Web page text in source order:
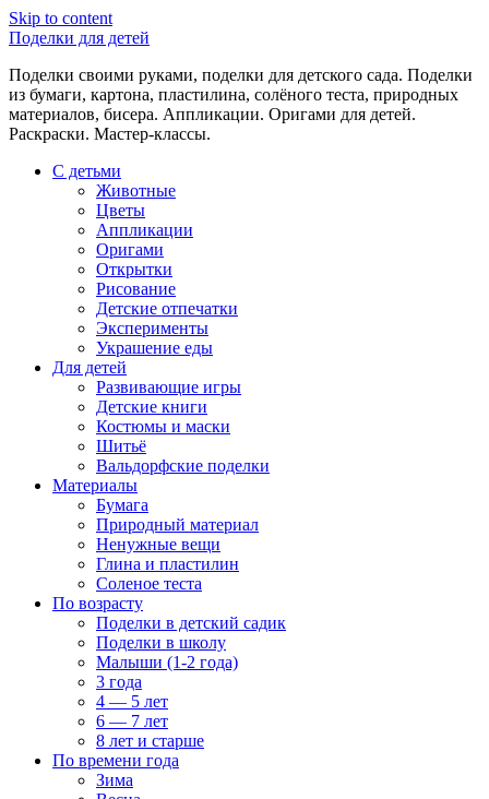
Skip to content
Поделки для детей
Поделки своими руками, поделки для детского сада. Поделки
из бумаги, картона, пластилина, солёного теста, природных
материалов, бисера. Аппликации. Оригами для детей.
Раскраски. Мастер-классы.
С детьми
Животные
Цветы
Аппликации
Оригами
Открытки
Рисование
Детские отпечатки
Эксперименты
Украшение еды
Для детей
Развивающие игры
Детские книги
Костюмы и маски
Шитьё
Вальдорфские поделки
Материалы
Бумага
Природный материал
Ненужные вещи
Глина и пластилин
Соленое теста
По возрасту
Поделки в детский садик
Поделки в школу
Малыши (1-2 года)
3 года
4 — 5 лет
6 — 7 лет
8 лет и старше
По времени года
Зима